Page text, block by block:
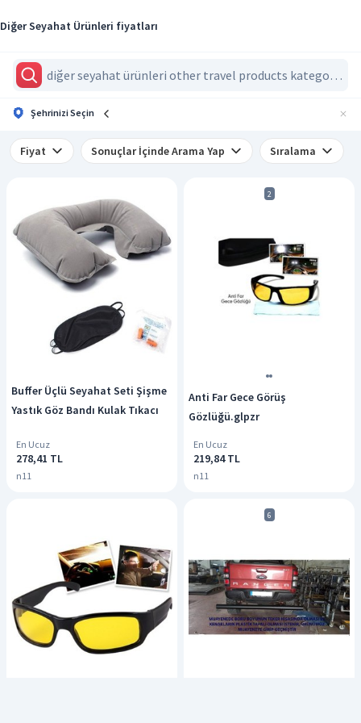
Diğer Seyahat Ürünleri fiyatları
Şehrinizi Seçin
Fiyat Sonuçlar İçinde Arama Yap Sıralama
Buffer Üçlü Seyahat Seti Şişme
Yastık Göz Bandı Kulak Tıkacı
En Ucuz
278,41 TL
n11
2
Anti Far Gece Görüş
Gözlüğü.glpzr
En Ucuz
219,84 TL
n11
6